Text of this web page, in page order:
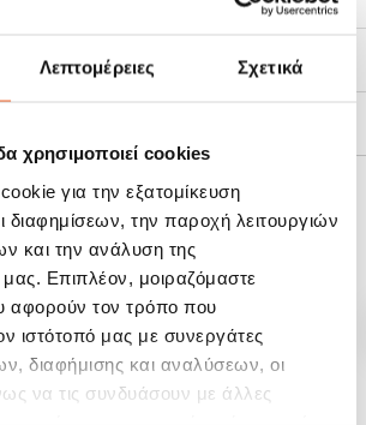
Λεπτομέρειες Σχετικά
χρησιμοποιεί cookies
για την εξατομίκευση
διαφημίσεων, την παροχή λειτουργιών
και την ανάλυση της
μας. Επιπλέον, μοιραζόμαστε
αφορούν τον τρόπο που
ιστότοπό μας με συνεργάτες
διαφήμισης και αναλύσεων, οι
να τις συνδυάσουν με άλλες
ΠΡΟΪΌΝΤΑ